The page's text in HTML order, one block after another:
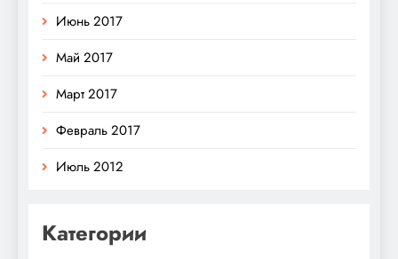
Июнь 2017
Май 2017
Март 2017
Февраль 2017
Июль 2012
Категории